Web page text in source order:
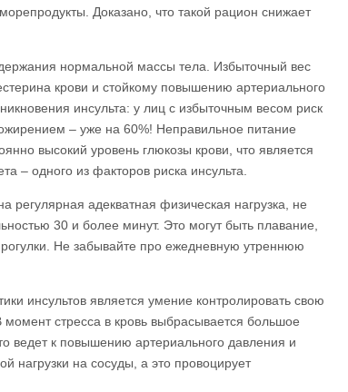
Доказано, что такой рацион снижает
нормальной массы тела. Избыточный вес
крови и стойкому повышению артериального
инсульта: у лиц с избыточным весом риск
– уже на 60%! Неправильное питание
высокий уровень глюкозы крови, что является
– одного из факторов риска инсульта.
регулярная адекватная физическая нагрузка, не
30 и более минут. Это могут быть плавание,
Не забывайте про ежедневную утреннюю
инсультов является умение контролировать свою
стресса в кровь выбрасывается большое
ведет к повышению артериального давления и
нагрузки на сосуды, а это провоцирует